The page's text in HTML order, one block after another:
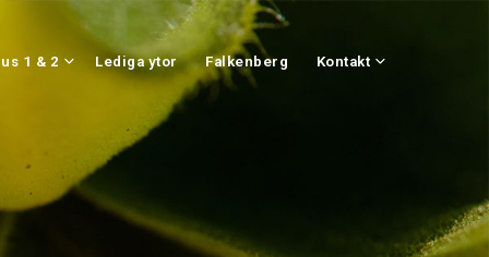
1 & 2 Lediga ytor Falkenberg Kontakt